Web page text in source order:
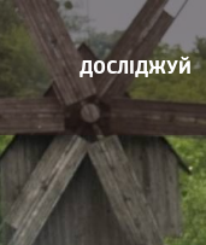
ДОСЛІДЖУЙ